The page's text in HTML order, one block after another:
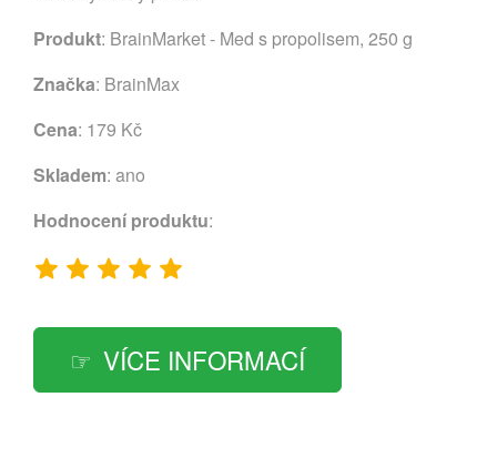
Produkt: BrainMarket - Med s propolisem, 250 g
Značka: BrainMax
Cena: 179 Kč
Skladem: ano
Hodnocení produktu:
VÍCE INFORMACÍ